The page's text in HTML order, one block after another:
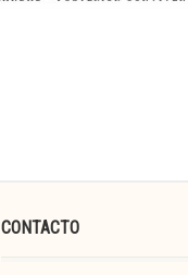
CONTACTO